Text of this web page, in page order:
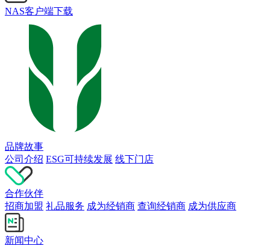
NAS客户端下载
品牌故事
公司介绍 ESG可持续发展 线下门店
合作伙伴
招商加盟 礼品服务 成为经销商 查询经销商 成为供应商
新闻中心